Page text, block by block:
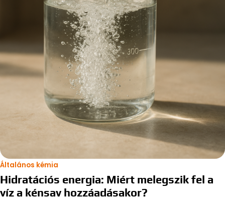
Általános kémia
Hidratációs energia: Miért melegszik fel a
víz a kénsav hozzáadásakor?